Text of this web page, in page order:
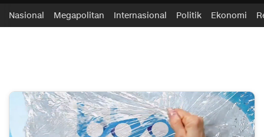
ifakta.co
#pastibenar
Nasional Megapolitan Internasional Politik Ekonomi